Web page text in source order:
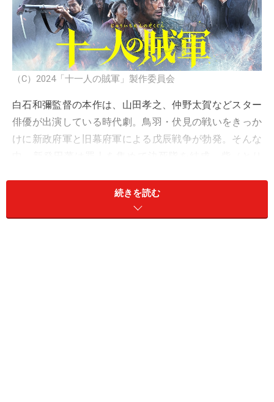
（C）2024「十一人の賊軍」製作委員会
白石和彌監督の本作は、山田孝之、仲野太賀などスター
俳優が出演している時代劇。鳥羽・伏見の戦いをきっか
けに新政府軍と旧幕府軍による戊辰戦争が勃発。そんな
決死隊の面々は死刑囚だけれどワケありの罪人が多く、
続きを読む